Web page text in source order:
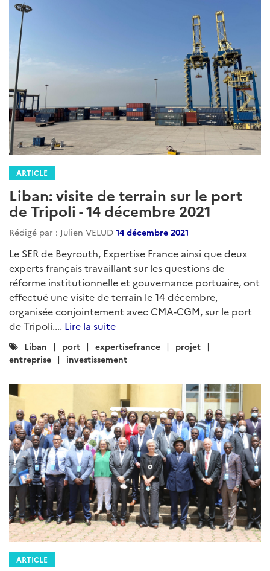
ARTICLE
Liban: visite de terrain sur le port
de Tripoli - 14 décembre 2021
Rédigé par : Julien VELUD 14 décembre 2021
Le SER de Beyrouth, Expertise France ainsi que deux
experts français travaillant sur les questions de
réforme institutionnelle et gouvernance portuaire, ont
effectué une visite de terrain le 14 décembre,
organisée conjointement avec CMA-CGM, sur le port
de Tripoli.... Lire la suite
Catégories
:
Liban port expertisefrance
projet
entreprise
investissement
ARTICLE